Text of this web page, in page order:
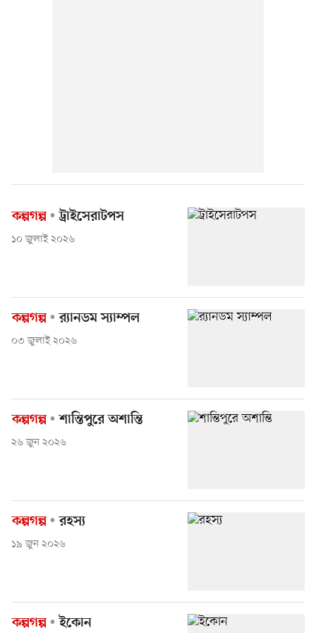
কল্পগল্প ট্রাইসেরাটপস
১০ জুলাই ২০২৬
কল্পগল্প র‍্যানডম স্যাম্পল
০৩ জুলাই ২০২৬
কল্পগল্প শান্তিপুরে অশান্তি
২৬ জুন ২০২৬
কল্পগল্প রহস্য
১৯ জুন ২০২৬
কল্পগল্প ইকোন